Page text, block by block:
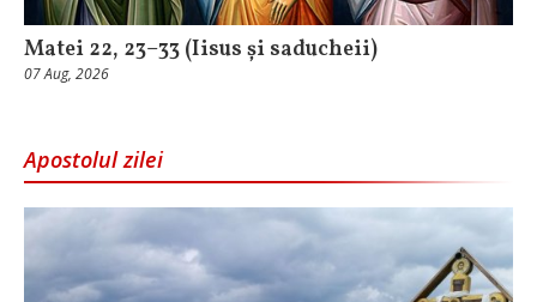
Matei 22, 23–33 (Iisus și saducheii)
07 Aug, 2026
Apostolul zilei